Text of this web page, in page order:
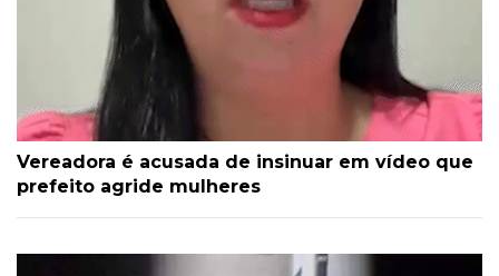
Vereadora é acusada de insinuar em vídeo que
prefeito agride mulheres